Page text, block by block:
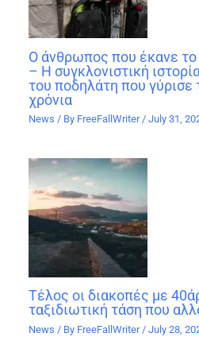
Ο άνθρωπος που έκανε το
– Η συγκλονιστική
του ποδηλάτη που γύρισε
χρόνια
News / By FreeFallWriter/July 31,
Τέλος οι διακοπές με
ταξιδιωτική τάση που
News / By FreeFallWriter /July 28,